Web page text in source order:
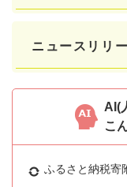
ニュースリリ
AI(
こ
ふるさと納税寄